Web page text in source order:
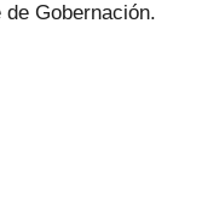
Gobernación.